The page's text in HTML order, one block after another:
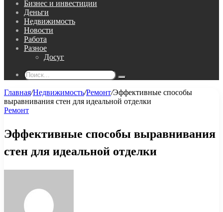
Бизнес и инвестиции
Деньги
Недвижимость
Новости
Работа
Разное
Досуг
Поиск...
Главная/Недвижимость/Ремонт/Эффективные способы
выравнивания стен для идеальной отделки
Ремонт
Эффективные способы выравнивания
стен для идеальной отделки